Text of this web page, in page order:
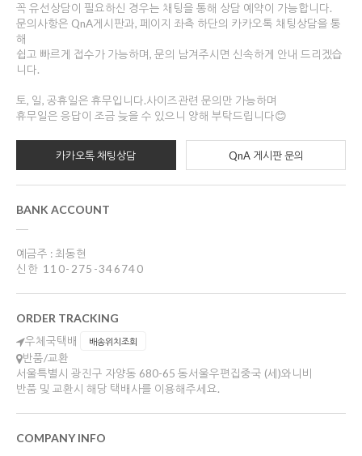
꼭 유선상담이 필요하신 경우는 채팅을 통해 상담 예약이 가능합니다.
문의사항은 QnA게시판과, 페이지 좌측 하단의 카카오톡 채팅상담을 통
해
쉽고 빠르게 접수가 가능하며, 문의 남겨주시면 신속하게 안내 드리겠습
니다.
토, 일, 공휴일은 휴무입니다.사이즈관련 문의만 가능하며
휴무일은 응답이 조금 늦을 수 있으니 양해 부탁드립니다😊
카카오톡 채팅상담 QnA 게시판 문의
BANK ACCOUNT
예금주 : 최동현
신한 110-275-346740
ORDER TRACKING
우체국택배 배송위치조회
반품/교환
서울특별시 광진구 자양동 680-65 동서울우편집중국 (세)와니비
반품 및 교환시 해당 택배사를 이용해주세요.
COMPANY INFO